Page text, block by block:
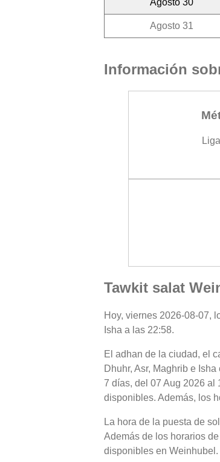
Agosto 30
Agosto 31
Información
Tawkit salat
Hoy, viernes 2026-08-07,
Isha a las 22:58.
El adhan de la ciudad, el
Dhuhr, Asr, Maghrib e
7 días, del 07 Aug 2026 al
disponibles. Además, los
La hora de la puesta de
Además de los horarios
disponibles en Weinhubel.